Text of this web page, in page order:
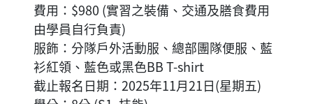
費用：$980 (實習之裝備、交通及膳食費用
由學員自行負責)
服飾：分隊戶外活動服、總部團隊便服、藍
衫紅領、藍色或黑色BB T-shirt
截止報名日期：2025年11月21日(星期五)